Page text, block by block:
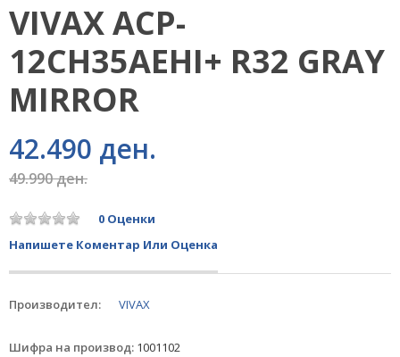
VIVAX ACP-
12CH35AEHI+ R32 GRAY
MIRROR
42.490 ден.
49.990 ден.
0 Оценки
Напишете Коментар Или Оценка
Производител: VIVAX
Шифра на производ: 1001102